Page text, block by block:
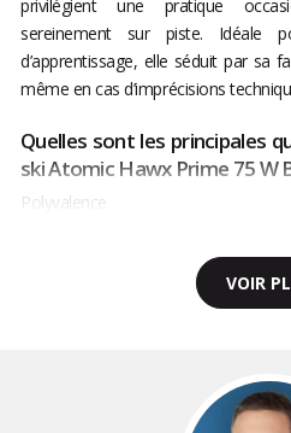
privilégient une pratique
sereinement sur piste. Idéale
d’apprentissage, elle séduit par sa
même en cas d’imprécisions
Quelles sont les principales
ski Atomic Hawx Prime 75 W
Polyvalence
VOIR